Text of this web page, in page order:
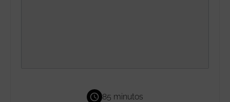
85 minutos